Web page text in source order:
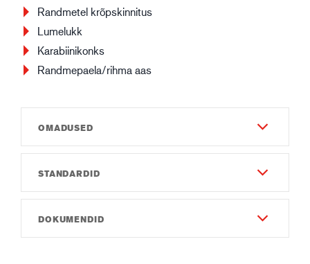
Randmetel krõpskinnitus
Lumelukk
Karabiinikonks
Randmepaela/rihma aas
OMADUSED
Materjal ja Konstruktsioon - Välimine
Kitse pealisnahk
Nailon
PU
STANDARDID
3122XDOKUMENDID